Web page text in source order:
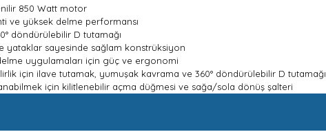
850 Watt motor
ve yüksek delme performansı
döndürülebilir D tutamağı
yataklar sayesinde sağlam konstrüksiyon
uygulamaları için güç ve ergonomi
için ilave tutamak, yumuşak kavrama ve 360° döndürülebilir D tutamağı
için kilitlenebilir açma düğmesi ve sağa/sola dönüş şalteri